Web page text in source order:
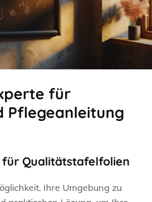
für
Pflegeanleitung
für Qualitätstafelfolien
Ihre Umgebung zu